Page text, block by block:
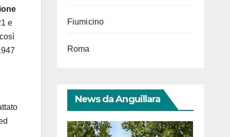
e
Fiumicino
Roma
News da Anguillara